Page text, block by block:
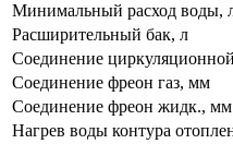
Минимальный расход воды,
Расширительный бак, л
Соединение
Соединение фреон газ, мм
Соединение фреон жидк., мм
Нагрев воды контура